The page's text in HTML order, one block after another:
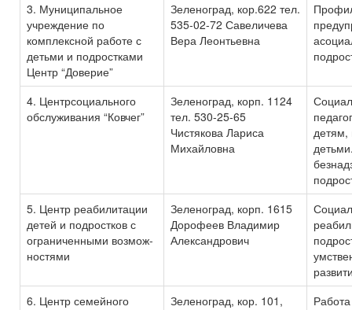
3. Муниципальное
учреждение по
комплексной работе с
детьми и подростками
Центр “Доверие”
Зеленоград, кор.622 тел.
535-02-72 Савеличева
Вера Леонтьевна
4. Центрсоциального
обслуживания “Ковчег”
Зеленоград, корп. 1124
тел. 530-25-65
Чистякова Лариса
Михайловна
детям,
5. Центр реабилитации
детей и подростков с
ограниченными возмож-
ностями
Зеленоград, корп. 1615
Дорофеев Владимир
Александрович
6. Центр семейного
Зеленоград, кор. 101,